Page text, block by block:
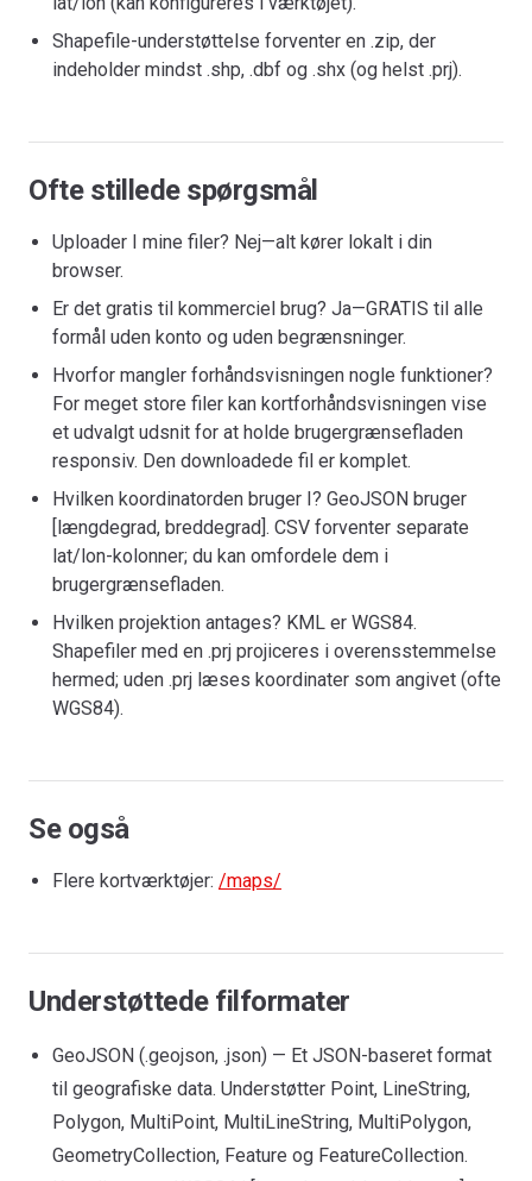
Shapefile-understøttelse forventer en .zip, der
indeholder mindst .shp, .dbf og .shx (og helst .prj).
Ofte stillede spørgsmål
Uploader I mine filer? Nej—alt kører lokalt i din
browser.
Er det gratis til kommerciel brug? Ja—GRATIS til alle
formål uden konto og uden begrænsninger.
Hvorfor mangler forhåndsvisningen nogle funktioner?
For meget store filer kan kortforhåndsvisningen vise
et udvalgt udsnit for at holde brugergrænsefladen
responsiv. Den downloadede fil er komplet.
Hvilken koordinatorden bruger I? GeoJSON bruger
[længdegrad, breddegrad]. CSV forventer separate
lat/lon-kolonner; du kan omfordele dem i
brugergrænsefladen.
Hvilken projektion antages? KML er WGS84.
Shapefiler med en .prj projiceres i overensstemmelse
hermed; uden .prj læses koordinater som angivet (ofte
WGS84).
Se også
Flere kortværktøjer: /maps/
Understøttede filformater
GeoJSON (.geojson, .json) — Et JSON-baseret format
til geografiske data. Understøtter Point, LineString,
Polygon, MultiPoint, MultiLineString, MultiPolygon,
GeometryCollection, Feature og FeatureCollection.